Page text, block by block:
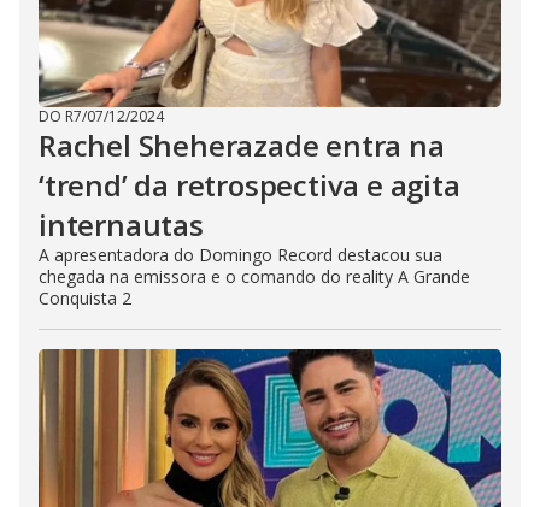
DO R7/07/12/2024
Rachel Sheherazade entra na
‘trend’ da retrospectiva e agita
internautas
A apresentadora do Domingo Record destacou sua
chegada na emissora e o comando do reality A Grande
Conquista 2